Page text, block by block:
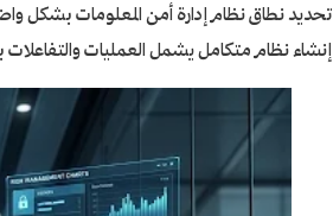
تحديد نطاق نظام إدارة أمن المعلومات بشكل
إنشاء نظام متكامل يشمل العمليات والتفاعلات